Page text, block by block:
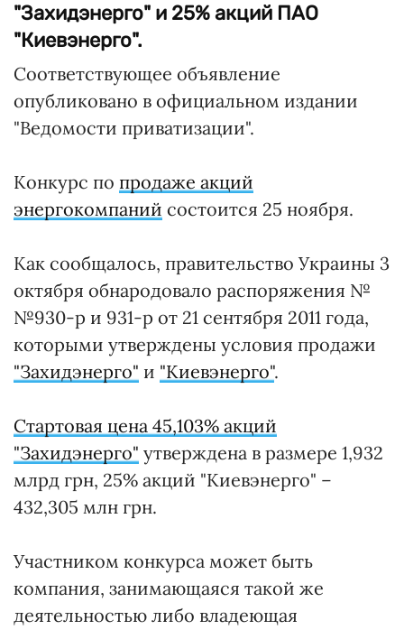
"Захидэнерго" и 25% акций ПАО
"Киевэнерго".
Соответствующее объявление
опубликовано в официальном издании
"Ведомости приватизации".
Конкурс по продаже акций
энергокомпаний состоится 25 ноября.
Как сообщалось, правительство Украины 3
октября обнародовало распоряжения №
№930-р и 931-р от 21 сентября 2011 года,
которыми утверждены условия продажи
"Захидэнерго" и "Киевэнерго".
Стартовая цена 45,103% акций
"Захидэнерго" утверждена в размере 1,932
млрд грн, 25% акций "Киевэнерго" –
432,305 млн грн.
Участником конкурса может быть
компания, занимающаяся такой же
деятельностью либо владеющая